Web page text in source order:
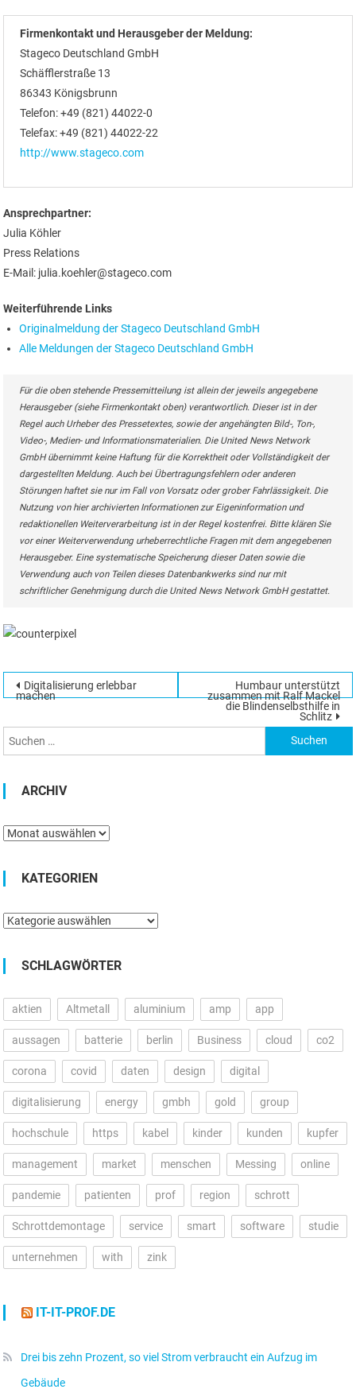
Firmenkontakt und Herausgeber der Meldung:
Stageco Deutschland GmbH
Schäfflerstraße 13
86343 Königsbrunn
Telefon: +49 (821) 44022-0
Telefax: +49 (821) 44022-22
http://www.stageco.com
Ansprechpartner:
Julia Köhler
Press Relations
E-Mail: julia.koehler@stageco.com
Weiterführende Links
Originalmeldung der Stageco Deutschland GmbH
Alle Meldungen der Stageco Deutschland GmbH
Für die oben stehende Pressemitteilung ist allein der jeweils angegebene
Herausgeber (siehe Firmenkontakt oben) verantwortlich. Dieser ist in der
Regel auch Urheber des Pressetextes, sowie der angehängten Bild-, Ton-,
Video-, Medien- und Informationsmaterialien. Die United News Network
GmbH übernimmt keine Haftung für die Korrektheit oder Vollständigkeit der
dargestellten Meldung. Auch bei Übertragungsfehlern oder anderen
Störungen haftet sie nur im Fall von Vorsatz oder grober Fahrlässigkeit. Die
Nutzung von hier archivierten Informationen zur Eigeninformation und
redaktionellen Weiterverarbeitung ist in der Regel kostenfrei. Bitte klären Sie
vor einer Weiterverwendung urheberrechtliche Fragen mit dem angegebenen
Herausgeber. Eine systematische Speicherung dieser Daten sowie die
Verwendung auch von Teilen dieses Datenbankwerks sind nur mit
schriftlicher Genehmigung durch die United News Network GmbH gestattet.
Beitragsnavigation
Digitalisierung erlebbar
machen
Humbaur unterstützt
zusammen mit Ralf Mackel
die Blindenselbsthilfe in
Schlitz
Suchen
ARCHIV
Archiv
KATEGORIEN
Kategorien
SCHLAGWÖRTER
aktien Altmetall aluminium amp app
aussagen batterie berlin Business cloud co2
corona covid daten design digital
digitalisierung energy gmbh gold group
hochschule https kabel kinder kunden kupfer
management market menschen Messing online
pandemie patienten prof region schrott
Schrottdemontage service smart software studie
unternehmen with zink
IT-IT-PROF.DE
Drei bis zehn Prozent, so viel Strom verbraucht ein Aufzug im
Gebäude